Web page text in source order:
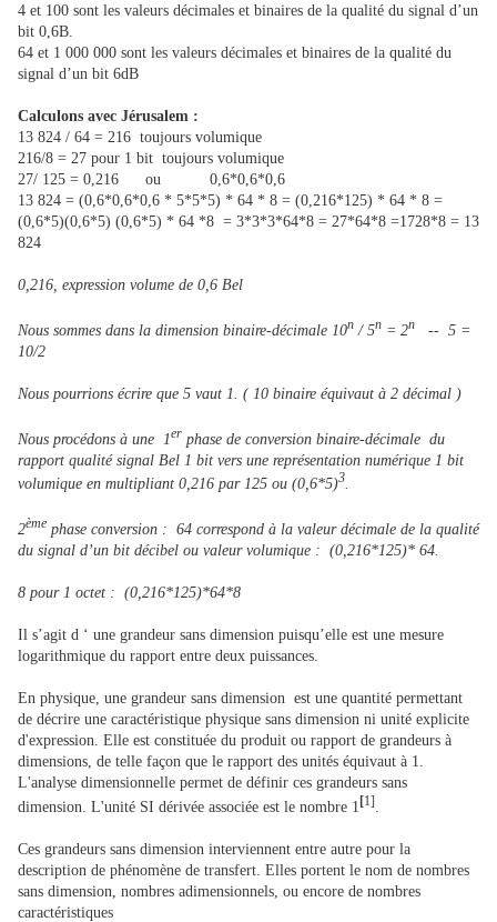
4 et 100 sont les valeurs décimales et binaires de la qualité du signal d’un
bit 0,6B.
64 et 1 000 000 sont les valeurs décimales et binaires de la qualité du
signal d’un bit 6dB
Calculons avec Jérusalem :
13 824 / 64 = 216 toujours volumique
216/8 = 27 pour 1 bit toujours volumique
27/ 125 = 0,216 ou 0,6*0,6*0,6
13 824 = (0,6*0,6*0,6 * 5*5*5) * 64 * 8 = (0,216*125) * 64 * 8 =
(0,6*5)(0,6*5) (0,6*5) * 64 *8 = 3*3*3*64*8 = 27*64*8 =1728*8 = 13
824
0,216, expression volume de 0,6 Bel
Nous sommes dans la dimension binaire-décimale 10n / 5n = 2n -- 5 =
10/2
Nous pourrions écrire que 5 vaut 1. ( 10 binaire équivaut à 2 décimal )
Nous procédons à une 1er phase de conversion binaire-décimale du
rapport qualité signal Bel 1 bit vers une représentation numérique 1 bit
volumique en multipliant 0,216 par 125 ou (0,6*5)3.
2ème phase conversion : 64 correspond à la valeur décimale de la qualité
du signal d’un bit décibel ou valeur volumique : (0,216*125)* 64.
8 pour 1 octet : (0,216*125)*64*8
Il s’agit d ‘ une grandeur sans dimension puisqu’elle est une mesure
logarithmique du rapport entre deux puissances.
En physique, une grandeur sans dimension est une quantité permettant
de décrire une caractéristique physique sans dimension ni unité explicite
d'expression. Elle est constituée du produit ou rapport de grandeurs à
dimensions, de telle façon que le rapport des unités équivaut à 1.
L'analyse dimensionnelle permet de définir ces grandeurs sans
dimension. L'unité SI dérivée associée est le nombre 1 [1]
Ces grandeurs sans dimension interviennent entre autre pour la
description de phénomène de transfert. Elles portent le nom de nombres
sans dimension, nombres adimensionnels, ou encore de nombres
caractéristiques